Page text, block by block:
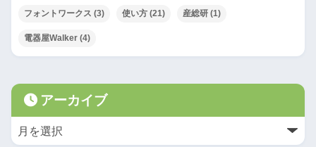
フォントワークス (3) 使い方 (21) 産総研 (1)
電器屋Walker (4)
アーカイブ